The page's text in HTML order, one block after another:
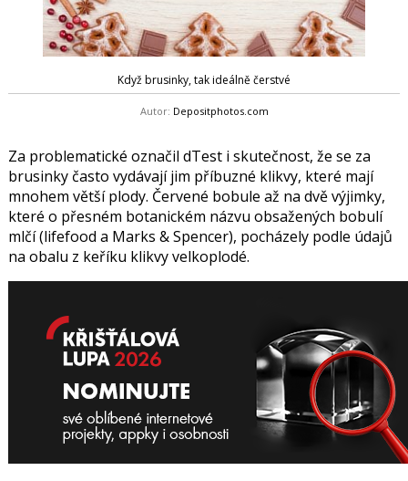
Když brusinky, tak ideálně čerstvé
Autor: Depositphotos.com
Za problematické označil dTest i skutečnost, že se za
brusinky často vydávají jim příbuzné klikvy, které mají
mnohem větší plody. Červené bobule až na dvě výjimky,
které o přesném botanickém názvu obsažených bobulí
mlčí (lifefood a Marks & Spencer), pocházely podle údajů
na obalu z keříku klikvy velkoplodé.